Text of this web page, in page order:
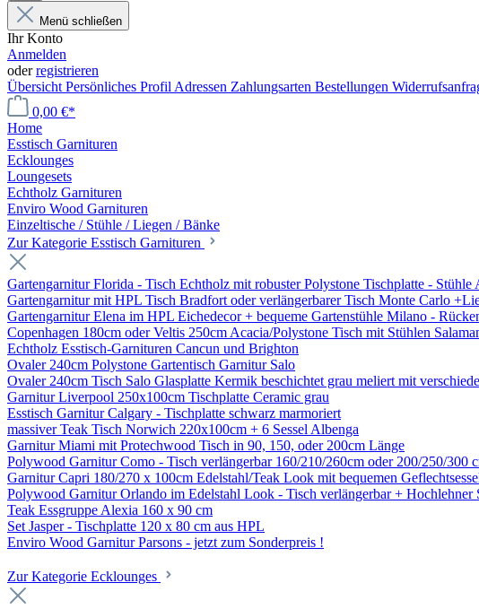
Menü schließen
Ihr Konto
Anmelden
oderregistrieren
Übersicht Persönliches Profil Adressen Zahlungsarten Bestellungen
0,00 €*
Home
Esstisch Garnituren
Ecklounges
Loungesets
Echtholz Garnituren
Enviro Wood Garnituren
Einzeltische / Stühle / Liegen / Bänke
Zur Kategorie Esstisch Garnituren
Gartengarnitur Florida - Tisch Echtholz mit robuster Polystone Tischplatte - Stühle
Gartengarnitur mit HPL Tisch Bradfort oder verlängerbarer Tisch Monte Carlo
Gartengarnitur Elena im HPL Eichedecor + bequeme Gartenstühle Milano -
Copenhagen 180cm oder Veltis 250cm Acacia/Polystone Tisch mit Stühlen
Echtholz Esstisch-Garnituren Cancun und Brighton
Ovaler 240cm Polystone Gartentisch Garnitur Salo
Ovaler 240cm Tisch Salo Glasplatte Kermik beschichtet grau meliert mit
Garnitur Liverpool 250x100cm Tischplatte Ceramic grau
Esstisch Garnitur Calgary - Tischplatte schwarz marmoriert
massiver Teak Tisch Norwich 220x100cm + 6 Sessel Albenga
Garnitur Miami mit Protechwood Tisch in 90, 150, oder 200cm Länge
Polywood Garnitur Como - Tisch verlängerbar 160/210/260cm oder 200/250/300
Garnitur Capri 180/270 x 100cm Edelstahl/Teak Look mit bequemen
Polywood Garnitur Orlando im Edelstahl Look - Tisch verlängerbar + Hochlehner
Teak Essgruppe Alexia 160 x 90 cm
Set Jasper - Tischplatte 120 x 80 cm aus HPL
Enviro Wood Garnitur Parsons - jetzt zum Sonderpreis !
Zur Kategorie Ecklounges